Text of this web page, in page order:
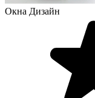
Окна Дизайн